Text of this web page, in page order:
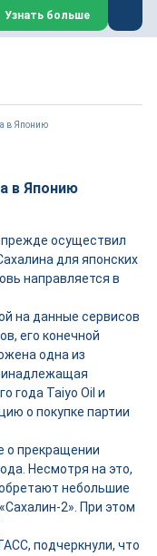
турбин
газовых и паровых
ТЭС,
Узнать больше
в Японию
в Японию
прежде осуществил
для японских
направляется в
на данные сервисов
его конечной
одна из
года Taiyo Oil и
о покупке партии
о прекращении
Несмотря на это,
небольшие
2». При этом
подчеркнули, что